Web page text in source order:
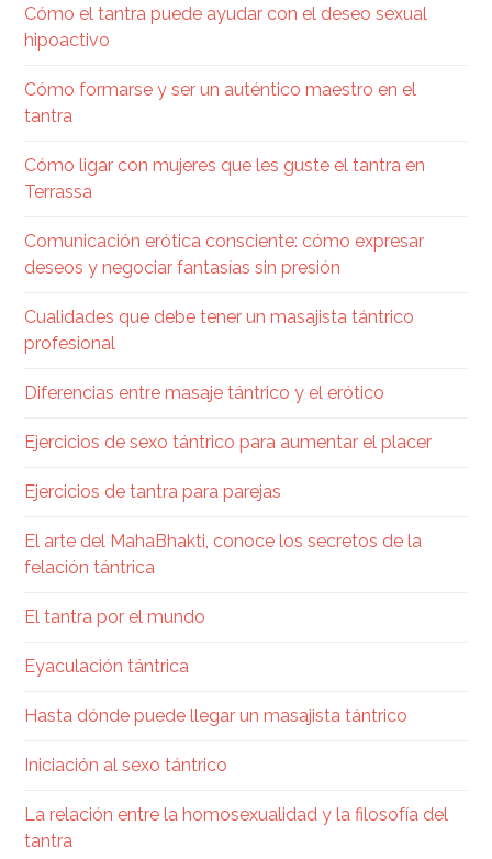
Cómo el tantra puede ayudar con el deseo sexual
hipoactivo
Cómo formarse y ser un auténtico maestro en el
tantra
Cómo ligar con mujeres que les guste el tantra en
Terrassa
Comunicación erótica consciente: cómo expresar
deseos y negociar fantasías sin presión
Cualidades que debe tener un masajista tántrico
profesional
Diferencias entre masaje tántrico y el erótico
Ejercicios de sexo tántrico para aumentar el placer
Ejercicios de tantra para parejas
El arte del MahaBhakti, conoce los secretos de la
felación tántrica
El tantra por el mundo
Eyaculación tántrica
Hasta dónde puede llegar un masajista tántrico
Iniciación al sexo tántrico
La relación entre la homosexualidad y la filosofía del
tantra